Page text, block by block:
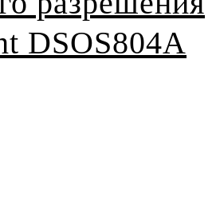
DSOS804A